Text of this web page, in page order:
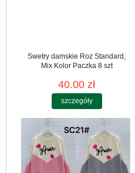
Swetry damskie Roz Standard,
Mix Kolor Paczka 8 szt
40.00 zł
szczegóły